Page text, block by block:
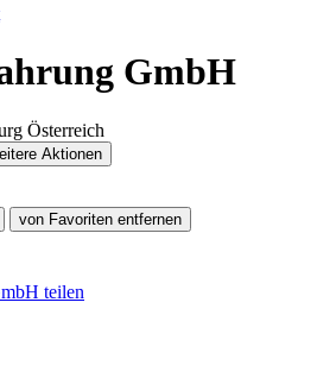
GmbH
Österreich
Aktionen
von Favoriten entfernen
teilen